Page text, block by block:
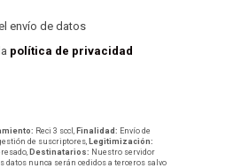
envío de datos
política de privacidad
Reci 3 sccl, Finalidad: Envío de
de suscriptores, Legitimización:
Destinatarios: Nuestro servidor
datos nunca serán cedidos a terceros salvo